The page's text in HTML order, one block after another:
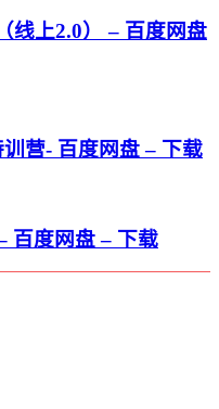
线上2.0） – 百度网盘
营- 百度网盘 – 下载
百度网盘 – 下载